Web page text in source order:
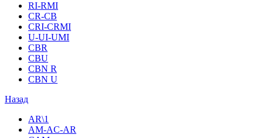
RI-RMI
CR-CB
СRI-СRMI
U-UI-UMI
CBR
CBU
CBN R
CBN U
Назад
AR\1
AM-AC-AR